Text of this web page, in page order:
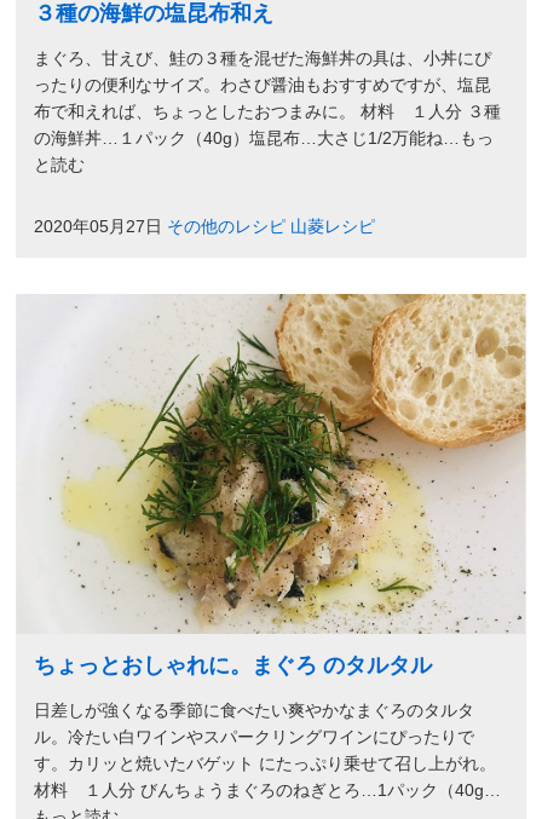
３種の海鮮の塩昆布和え
まぐろ、甘えび、鮭の３種を混ぜた海鮮丼の具は、小丼にぴ
ったりの便利なサイズ。わさび醤油もおすすめですが、塩昆
布で和えれば、ちょっとしたおつまみに。 材料 １人分 ３種
の海鮮丼…１パック（40g）塩昆布…大さじ1/2万能ね…もっ
と読む
2020年05月27日 その他のレシピ 山菱レシピ
ちょっとおしゃれに。まぐろ のタルタル
日差しが強くなる季節に食べたい爽やかなまぐろのタルタ
ル。冷たい白ワインやスパークリングワインにぴったりで
す。カリッと焼いたバゲット にたっぷり乗せて召し上がれ。
材料 １人分 びんちょうまぐろのねぎとろ…1パック（40g…